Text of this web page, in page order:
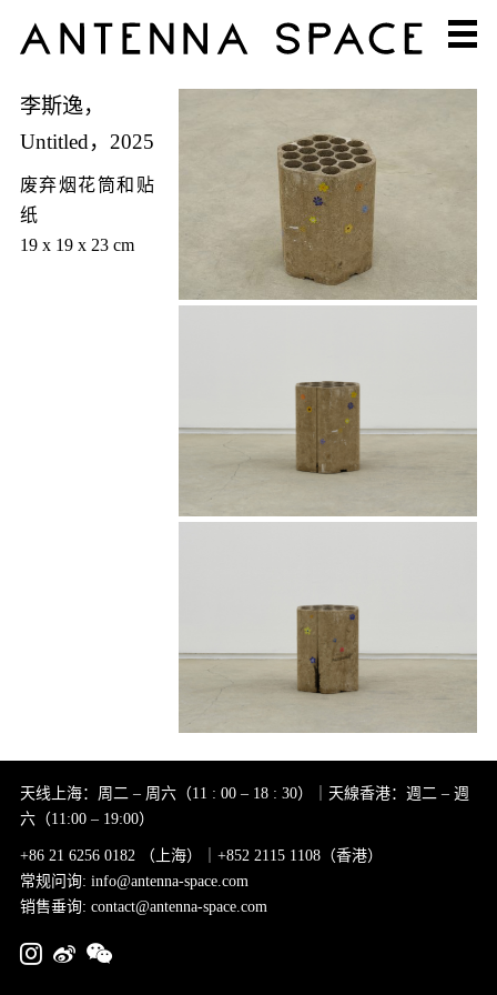
李斯逸，
Untitled，2025
废弃烟花筒和贴
纸
19 x 19 x 23 cm
天线上海：周二 – 周六（11 : 00 – 18 : 30）｜天線香港：週二 – 週
六（11:00 – 19:00）
+86 21 6256 0182 （上海）｜+852 2115 1108（香港）
常规问询: info@antenna-space.com
销售垂询: contact@antenna-space.com